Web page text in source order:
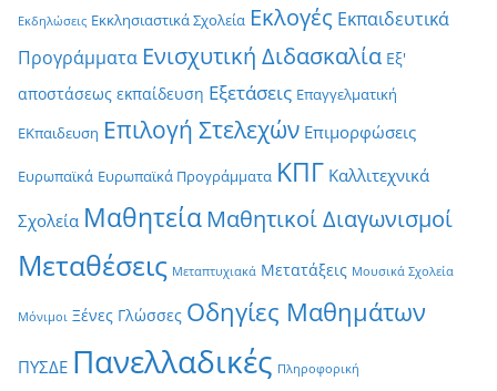
Εκδηλώσεις Εκκλησιαστικά Σχολεία Εκλογές Εκπαιδευτικά
Προγράμματα Ενισχυτική Διδασκαλία Εξ'
αποστάσεως εκπαίδευση Εξετάσεις Επαγγελματική
ΕΚπαιδευση Επιλογή Στελεχών Επιμορφώσεις
Ευρωπαϊκά Ευρωπαϊκά Προγράμματα ΚΠΓ Καλλιτεχνικά
Σχολεία Μαθητεία Μαθητικοί Διαγωνισμοί
Μεταθέσεις Μεταπτυχιακά Μετατάξεις Μουσικά Σχολεία
Μόνιμοι Ξένες Γλώσσες Οδηγίες Μαθημάτων
ΠΥΣΔΕ Πανελλαδικές Πληροφορική